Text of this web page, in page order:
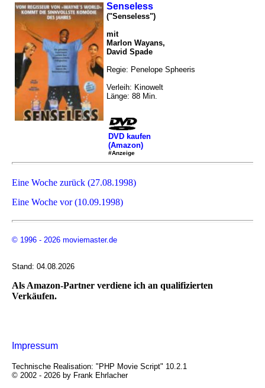
Senseless
("Senseless")
mit
Marlon Wayans,
David Spade
Regie: Penelope Spheeris
Verleih: Kinowelt
Länge: 88 Min.
DVD kaufen
(Amazon)
#Anzeige
Eine Woche zurück (27.08.1998)
Eine Woche vor (10.09.1998)
© 1996 - 2026 moviemaster.de
Stand: 04.08.2026
Als Amazon-Partner verdiene ich an qualifizierten
Verkäufen.
Impressum
Technische Realisation: "PHP Movie Script" 10.2.1
© 2002 - 2026 by Frank Ehrlacher